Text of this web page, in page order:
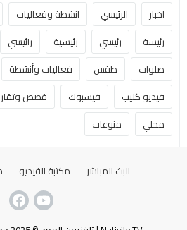
اخبار الرئيسي انشطة وفعاليات
رئيسة
رئيسي رئيسية رائيسي
صلوات
طقس فعاليات وأنشطة
فيديو كليب
فيسبوك قصص
محلي
منوعات
البث المباشر مكتبة الفيديو